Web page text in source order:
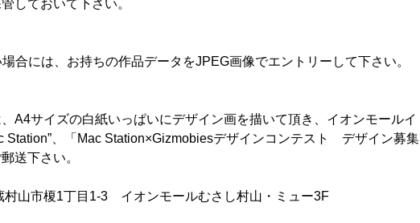
しておいて下さい。
合には、お持ちの作品データをJPEG画像でエントリーして下さい。
A4サイズの白紙いっぱいにデザイン画を描いて頂き、イオンモールイ
Station”、「Mac Station×Gizmobiesデザインコンテスト デザイン募集
送下さい。
山市榎1丁目1-3 イオンモールむさし村山・ミュー3F